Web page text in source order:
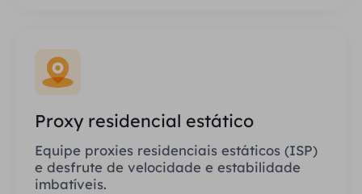
Proxy residencial estático
Equipe proxies residenciais estáticos (ISP)
e desfrute de velocidade e estabilidade
imbatíveis.